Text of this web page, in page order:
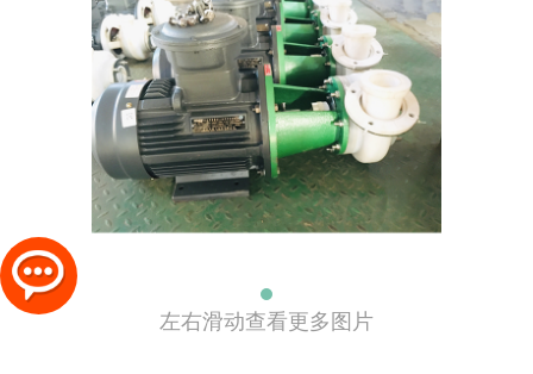
左右滑动查看更多图片